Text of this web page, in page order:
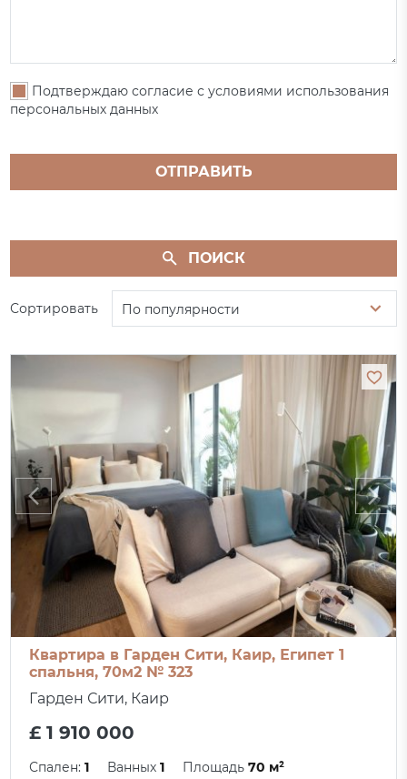
Подтверждаю согласие с условиями использования
персональных данных
ОТПРАВИТЬ
ПОИСК
Сортировать По популярности
Квартира в Гарден Сити, Каир, Египет 1
спальня, 70м2 № 323
Гарден Сити, Каир
£ 1 910 000
Спален:1 Ванных1 Площадь70 м²